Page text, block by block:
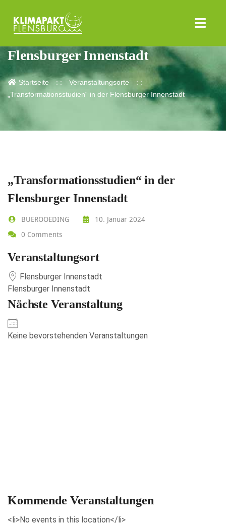
„Transformationsstudien“ in der
Flensburger Innenstadt
Startseite
Veranstaltungsorte
„Transformationsstudien“ in der Flensburger Innenstadt
„Transformationsstudien“ in der
Flensburger Innenstadt
BUEROOEDING
10. Januar 2024
0 Comments
Veranstaltungsort
Flensburger Innenstadt
Flensburger Innenstadt
Nächste Veranstaltung
Keine bevorstehenden Veranstaltungen
Kommende Veranstaltungen
<li>No events in this location</li>